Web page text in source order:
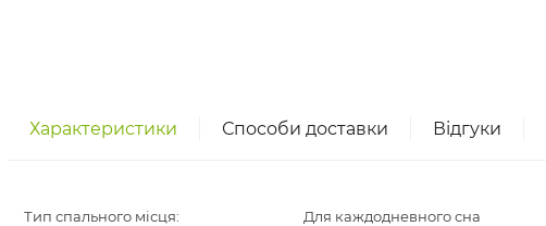
Характеристики Способи доставки Відгуки
Тип спального місця:
Для каждодневного сна